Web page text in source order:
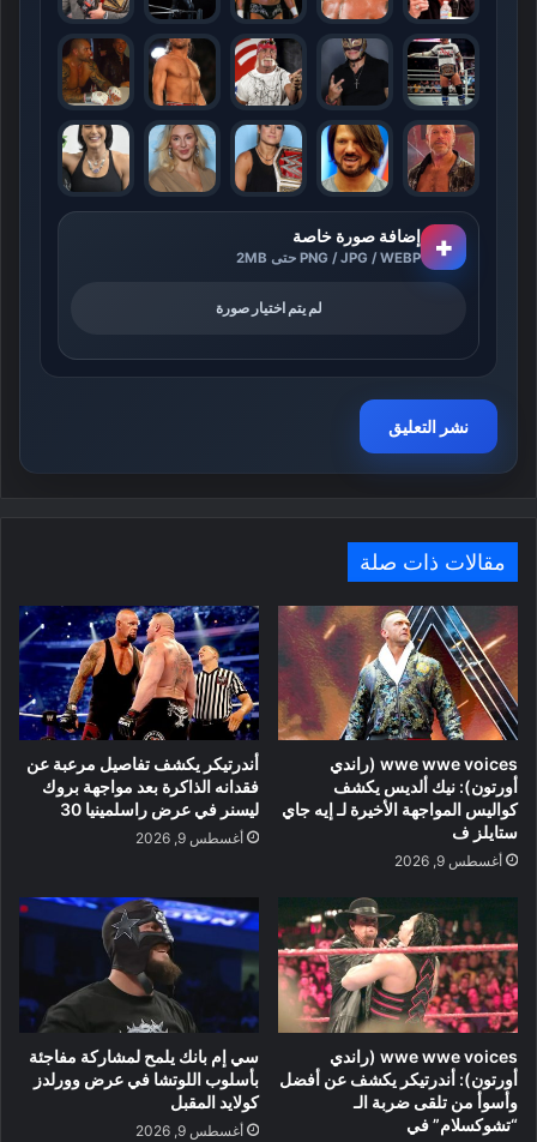
+ إضافة صورة خاصة
PNG / JPG / WEBP حتى 2MB
لم يتم اختيار صورة
مقالات ذات صلة
wwe wwe voices (راندي
أورتون): نيك ألديس يكشف
كواليس المواجهة الأخيرة لـ إيه جاي
ستايلز ف
أغسطس 9, 2026
أندرتيكر يكشف تفاصيل مرعبة عن
فقدانه الذاكرة بعد مواجهة بروك
ليسنر في عرض راسلمينيا 30
أغسطس 9, 2026
wwe wwe voices (راندي
أورتون): أندرتيكر يكشف عن أفضل
وأسوأ من تلقى ضربة الـ
“تشوكسلام” في
سي إم بانك يلمح لمشاركة مفاجئة
بأسلوب اللوتشا في عرض وورلدز
كولايد المقبل
أغسطس 9, 2026